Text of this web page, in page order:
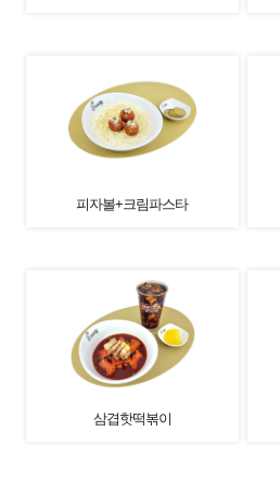
피자볼+크림파스타
삼겹핫떡볶이